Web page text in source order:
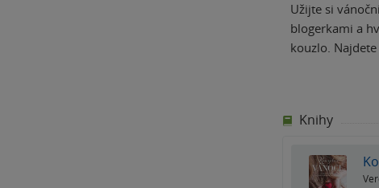
Užijte si
blogerkami a
kouzlo.
Knihy